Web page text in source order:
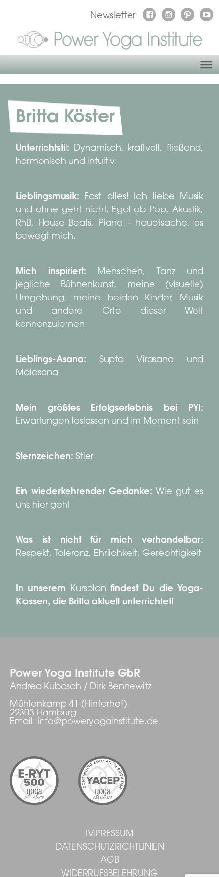
Newsletter
Britta Köster
Unterrichtstil: Dynamisch, kraftvoll, fließend,
harmonisch und intuitiv
Lieblingsmusik: Fast alles! Ich liebe Musik
und ohne geht nicht. Egal ob Pop, Akustik,
RnB, House Beats, Piano – hauptsache, es
bewegt mich.
Mich inspiriert: Menschen, Tanz und
jegliche Bühnenkunst, meine (visuelle)
Umgebung, meine beiden Kinder, Musik
und andere Orte dieser Welt
kennenzulernen
Lieblings-Asana: Supta Virasana und
Malasana
Mein größtes Erfolgserlebnis bei PYI:
Erwartungen loslassen und im Moment sein
Sternzeichen: Stier
Ein wiederkehrender Gedanke: Wie gut es
uns hier geht
Was ist nicht für mich verhandelbar:
Respekt, Toleranz, Ehrlichkeit, Gerechtigkeit
In unserem Kursplan findest Du die Yoga-
Klassen, die Britta aktuell unterrichtet!
Power Yoga Institute GbR
Andrea Kubasch / Dirk Bennewitz
Mühlenkamp 41 (Hinterhof)
22303 Hamburg
Email: info@poweryogainstitute.de
IMPRESSUM
DATENSCHUTZRICHTLINIEN
AGB
WIDERRUFSBELEHRUNG